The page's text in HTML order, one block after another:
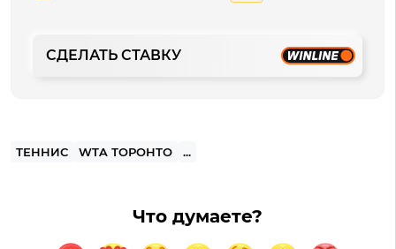
СДЕЛАТЬ СТАВКУ
ТЕННИС WTA ТОРОНТО ...
Что думаете?